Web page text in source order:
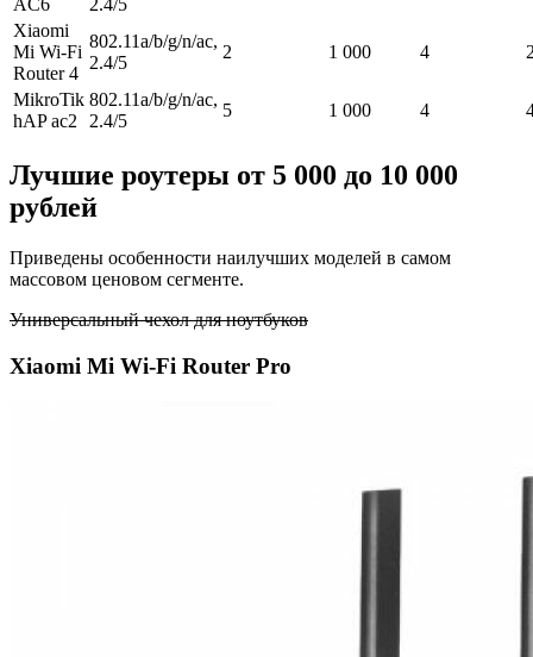
AC6 2.4/5
Xiaomi
Mi Wi-Fi
Router 4
802.11a/b/g/n/ac,
2.4/5
2 1 000 4
MikroTik
hAP ac2
802.11a/b/g/n/ac,
2.4/5
5 1 000 4
Лучшие роутеры от 5 000 до 10 000
рублей
Приведены особенности наилучших моделей в самом
массовом ценовом сегменте.
Универсальный чехол для ноутбуков
Xiaomi Mi Wi-Fi Router Pro